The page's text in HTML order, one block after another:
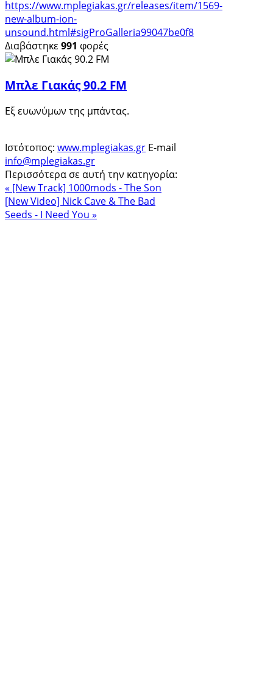
https://www.mplegiakas.gr/releases/item/1569-
new-album-ion-
unsound.html#sigProGalleria99047be0f8
Διαβάστηκε 991 φορές
Μπλε Γιακάς 90.2 FM
Εξ ευωνύμων της μπάντας.
Ιστότοπος: www.mplegiakas.gr E-mail
info@mplegiakas.gr
Περισσότερα σε αυτή την κατηγορία:
« [New Track] 1000mods - The Son
[New Video] Nick Cave & The Bad
Seeds - I Need You »